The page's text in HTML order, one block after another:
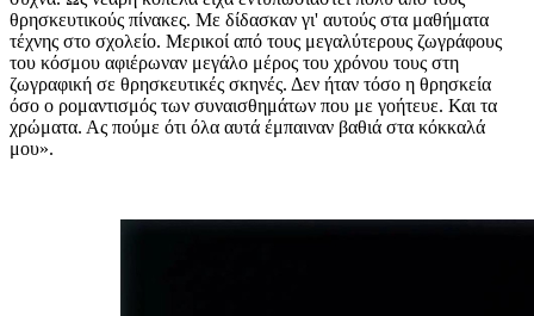
θρησκευτικούς πίνακες. Με δίδασκαν γι' αυτούς στα μαθήματα
τέχνης στο σχολείο. Μερικοί από τους μεγαλύτερους ζωγράφους
του κόσμου αφιέρωναν μεγάλο μέρος του χρόνου τους στη
ζωγραφική σε θρησκευτικές σκηνές. Δεν ήταν τόσο η θρησκεία
όσο ο ρομαντισμός των συναισθημάτων που με γοήτευε. Και τα
χρώματα. Ας πούμε ότι όλα αυτά έμπαιναν βαθιά στα κόκκαλά
μου».